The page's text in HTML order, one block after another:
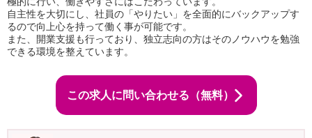
自主性を大切にし、社員の「やりたい」を全面的にバックアップす
るので向上心を持って働く事が可能です。
また、開業支援も行っており、独立志向の方はそのノウハウを勉強
できる環境を整えています。
この求人に問い合わせる（無料）